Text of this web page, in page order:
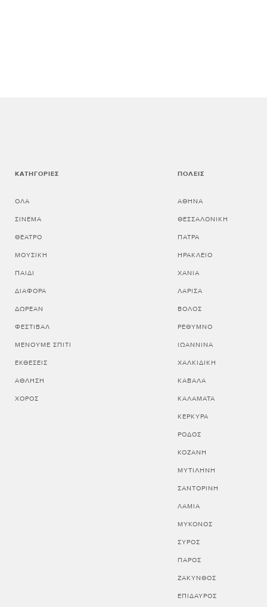
ΚΑΤΗΓΟΡΊΕΣ
ΌΛΑ
ΣΙΝΕΜΆ
ΘΈΑΤΡΟ
ΜΟΥΣΙΚΉ
ΠΑΙΔΊ
ΔΙΆΦΟΡΑ
ΔΩΡΕΆΝ
ΦΕΣΤΙΒΆΛ
ΜΈΝΟΥΜΕ ΣΠΊΤΙ
ΕΚΘΈΣΕΙΣ
ΆΘΛΗΣΗ
ΧΟΡΌΣ
ΠΌΛΕΙΣ
ΑΘΗΝΑ
ΘΕΣΣΑΛΟΝΙΚΗ
ΠΑΤΡΑ
ΗΡΑΚΛΕΙΟ
ΧΑΝΙΑ
ΛΑΡΙΣΑ
ΒΟΛΟΣ
ΡΕΘΥΜΝΟ
ΙΩΑΝΝΙΝΑ
ΧΑΛΚΙΔΙΚΗ
ΚΑΒΑΛΑ
ΚΑΛΑΜΑΤΑ
ΚΕΡΚΥΡΑ
ΡΟΔΟΣ
ΚΟΖΑΝΗ
ΜΥΤΙΛΗΝΗ
ΣΑΝΤΟΡΙΝΗ
ΛΑΜΙΑ
ΜΥΚΟΝΟΣ
ΣΥΡΟΣ
ΠΑΡΟΣ
ΖΑΚΥΝΘΟΣ
ΕΠΙΔΑΥΡΟΣ